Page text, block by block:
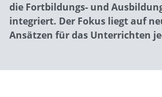
die Fortbildungs- und
integriert. Der Fokus liegt auf
Ansätzen für das Unterrichten